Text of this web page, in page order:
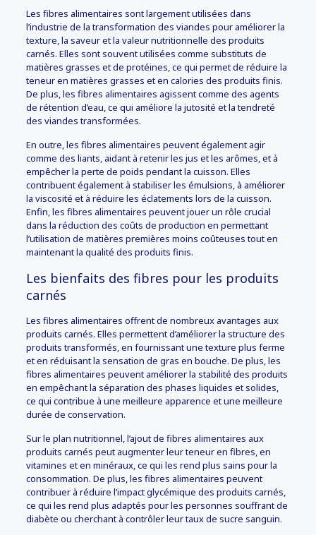
Les fibres alimentaires sont largement utilisées dans
l’industrie de la transformation des viandes pour améliorer la
texture, la saveur et la valeur nutritionnelle des produits
carnés. Elles sont souvent utilisées comme substituts de
matières grasses et de protéines, ce qui permet de réduire la
teneur en matières grasses et en calories des produits finis.
De plus, les fibres alimentaires agissent comme des agents
de rétention d’eau, ce qui améliore la jutosité et la tendreté
des viandes transformées.
En outre, les fibres alimentaires peuvent également agir
comme des liants, aidant à retenir les jus et les arômes, et à
empêcher la perte de poids pendant la cuisson. Elles
contribuent également à stabiliser les émulsions, à améliorer
la viscosité et à réduire les éclatements lors de la cuisson.
Enfin, les fibres alimentaires peuvent jouer un rôle crucial
dans la réduction des coûts de production en permettant
l’utilisation de matières premières moins coûteuses tout en
maintenant la qualité des produits finis.
Les bienfaits des fibres pour les produits
carnés
Les fibres alimentaires offrent de nombreux avantages aux
produits carnés. Elles permettent d’améliorer la structure des
produits transformés, en fournissant une texture plus ferme
et en réduisant la sensation de gras en bouche. De plus, les
fibres alimentaires peuvent améliorer la stabilité des produits
en empêchant la séparation des phases liquides et solides,
ce qui contribue à une meilleure apparence et une meilleure
durée de conservation.
Sur le plan nutritionnel, l’ajout de fibres alimentaires aux
produits carnés peut augmenter leur teneur en fibres, en
vitamines et en minéraux, ce qui les rend plus sains pour la
consommation. De plus, les fibres alimentaires peuvent
contribuer à réduire l’impact glycémique des produits carnés,
ce qui les rend plus adaptés pour les personnes souffrant de
diabète ou cherchant à contrôler leur taux de sucre sanguin.